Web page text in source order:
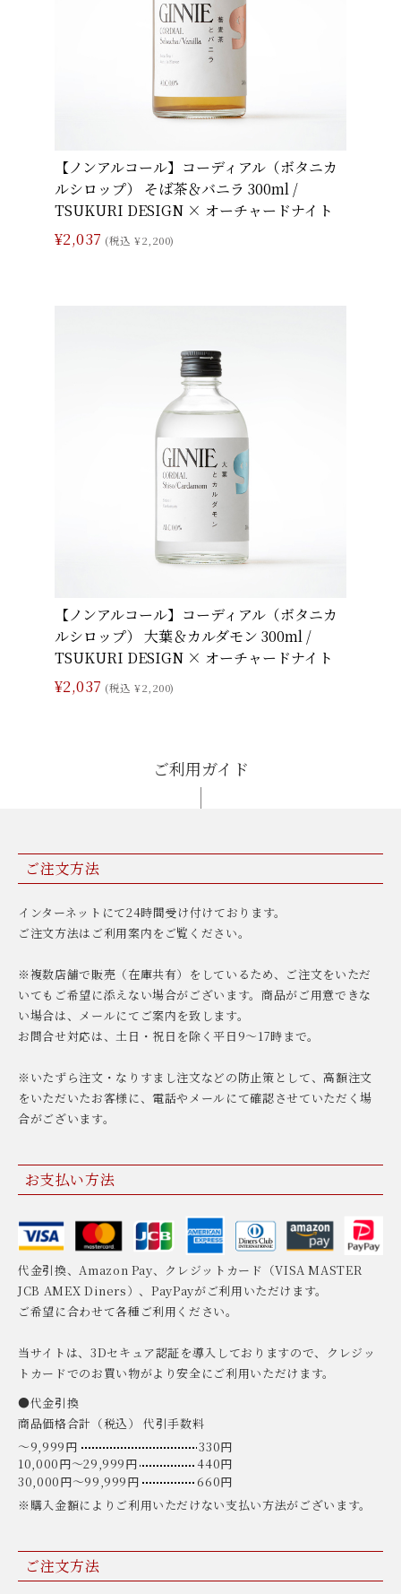
【ノンアルコール】コーディアル（ボタニカ
ルシロップ） そば茶＆バニラ 300ml /
TSUKURI DESIGN × オーチャードナイト
¥2,037 (税込 ¥2,200)
【ノンアルコール】コーディアル（ボタニカ
ルシロップ） 大葉＆カルダモン 300ml /
TSUKURI DESIGN × オーチャードナイト
¥2,037 (税込 ¥2,200)
ご利用ガイド
ご注文方法
インターネットにて24時間受け付けております。
ご注文方法はご利用案内をご覧ください。
※複数店舗で販売（在庫共有）をしているため、ご注文をいただ
いてもご希望に添えない場合がございます。商品がご用意できな
い場合は、メールにてご案内を致します。
お問合せ対応は、土日・祝日を除く平日9〜17時まで。
※いたずら注文・なりすまし注文などの防止策として、高額注文
をいただいたお客様に、電話やメールにて確認させていただく場
合がございます。
お支払い方法
代金引換、Amazon Pay、クレジットカード（VISA MASTER
JCB AMEX Diners）、PayPayがご利用いただけます。
ご希望に合わせて各種ご利用ください。
当サイトは、3Dセキュア認証を導入しておりますので、クレジッ
トカードでのお買い物がより安全にご利用いただけます。
●代金引換
商品価格合計（税込） 代引手数料
〜9,999円
330円
10,000円〜29,999円
440円
30,000円〜99,999円
660円
※購入金額によりご利用いただけない支払い方法がございます。
ご注文方法